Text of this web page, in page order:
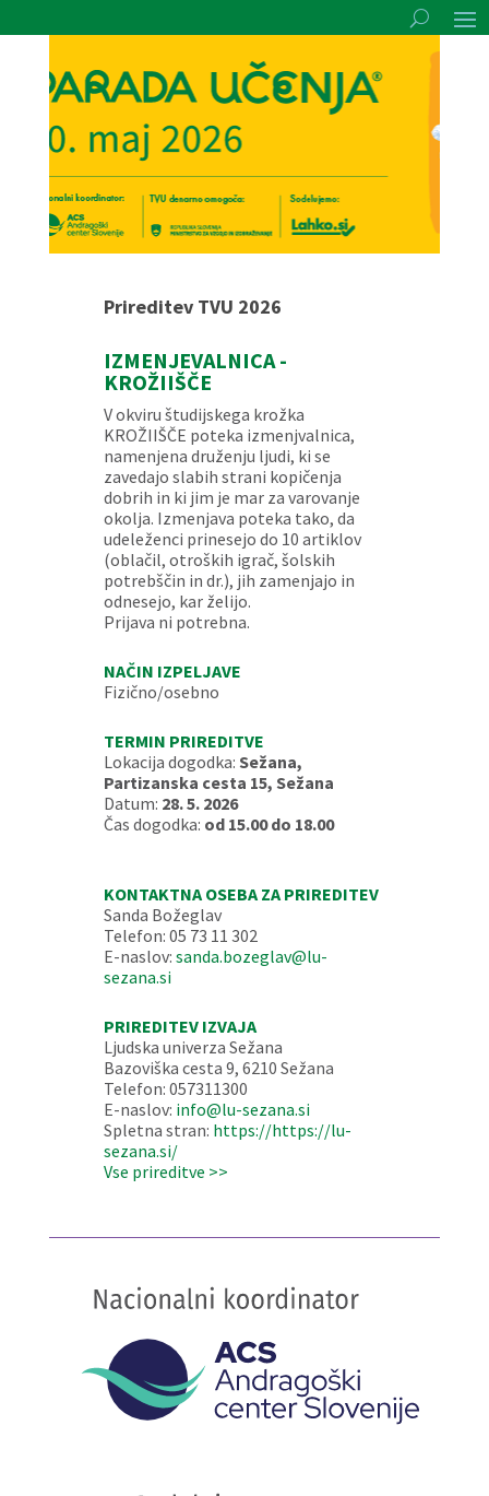
Prireditev TVU 2026
IZMENJEVALNICA -
KROŽIIŠČE
V okviru študijskega krožka
KROŽIIŠČE poteka izmenjvalnica,
namenjena druženju ljudi, ki se
zavedajo slabih strani kopičenja
dobrih in ki jim je mar za varovanje
okolja. Izmenjava poteka tako, da
udeleženci prinesejo do 10 artiklov
(oblačil, otroških igrač, šolskih
potrebščin in dr.), jih zamenjajo in
odnesejo, kar želijo.
Prijava ni potrebna.
NAČIN IZPELJAVE
Fizično/osebno
TERMIN PRIREDITVE
Lokacija dogodka: Sežana,
Partizanska cesta 15, Sežana
Datum: 28. 5. 2026
Čas dogodka: od 15.00 do 18.00
KONTAKTNA OSEBA ZA PRIREDITEV
Sanda Božeglav
Telefon: 05 73 11 302
E-naslov: sanda.bozeglav@lu-
sezana.si
PRIREDITEV IZVAJA
Ljudska univerza Sežana
Bazoviška cesta 9, 6210 Sežana
Telefon: 057311300
E-naslov: info@lu-sezana.si
Spletna stran: https://https://lu-
sezana.si/
Vse prireditve >>